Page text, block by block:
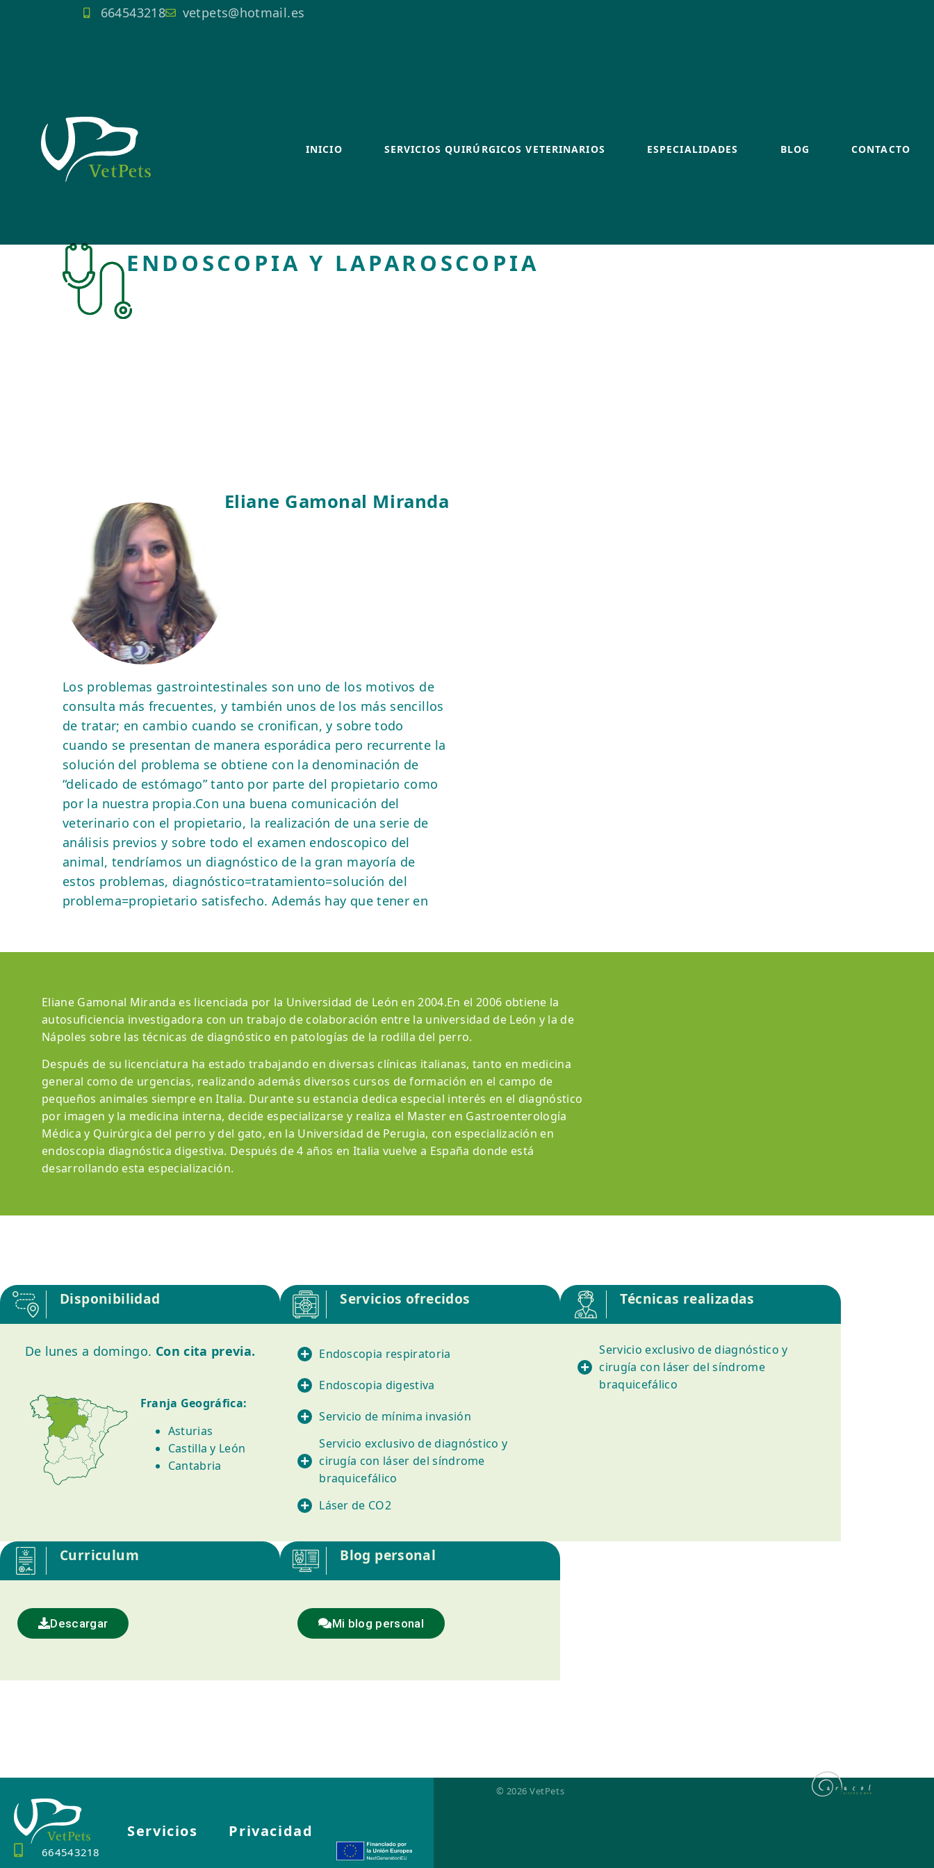
664543218 vetpets@hotmail.es
INICIO SERVICIOS QUIRÚRGICOS VETERINARIOS ESPECIALIDADES BLOG CONTACTO
ENDOSCOPIA Y LAPAROSCOPIA
Eliane Gamonal Miranda
Los problemas gastrointestinales son uno de los motivos de
consulta más frecuentes, y también unos de los más sencillos
de tratar; en cambio cuando se cronifican, y sobre todo
cuando se presentan de manera esporádica pero recurrente la
solución del problema se obtiene con la denominación de
“delicado de estómago” tanto por parte del propietario como
por la nuestra propia.Con una buena comunicación del
veterinario con el propietario, la realización de una serie de
análisis previos y sobre todo el examen endoscopico del
animal, tendríamos un diagnóstico de la gran mayoría de
estos problemas, diagnóstico=tratamiento=solución del
problema=propietario satisfecho. Además hay que tener en
cuenta que la endoscopia es una técnica minimamente
invasiva, que da mucho juego, tanto para diagnóstico como
para la extracción de cuerpos extraños, con la recuperación
inmediata del paciente La especialidad de gastroenterología
está pensada para ayudar al colega veterinario; podéis hacer
desde una consulta sobre vuestros casos, hasta pedirnos la
realización de pruebas endoscópicas, todo destinado a que
podáis dar un mejor servicio a vuestros clientes.Con una
buena comunicación, ellos se pondrán en vuestras manos, y
recordad siempre que hay que proponer todas las opciones,
son ellos quien deciden, pero somos nosotros quien debemos
Eliane Gamonal Miranda es licenciada por la Universidad de León en 2004.En el 2006 obtiene la
autosuficiencia investigadora con un trabajo de colaboración entre la universidad de León y la de
Nápoles sobre las técnicas de diagnóstico en patologías de la rodilla del perro.
Después de su licenciatura ha estado trabajando en diversas clínicas italianas, tanto en medicina
general como de urgencias, realizando además diversos cursos de formación en el campo de
pequeños animales siempre en Italia. Durante su estancia dedica especial interés en el diagnóstico
por imagen y la medicina interna, decide especializarse y realiza el Master en Gastroenterología
Médica y Quirúrgica del perro y del gato, en la Universidad de Perugia, con especialización en
endoscopia diagnóstica digestiva. Después de 4 años en Italia vuelve a España donde está
desarrollando esta especialización.
Disponibilidad
De lunes a domingo. Con cita previa.
Franja Geográfica:
Asturias
Castilla y León
Cantabria
Servicios ofrecidos
Endoscopia respiratoria
Endoscopia digestiva
Servicio de mínima invasión
Servicio exclusivo de diagnóstico y
cirugía con láser del síndrome
braquicefálico
Láser de CO2
Técnicas realizadas
Servicio exclusivo de diagnóstico y
cirugía con láser del síndrome
braquicefálico
Curriculum
Descargar
Blog personal
Mi blog personal
664543218
Servicios Privacidad
© 2026 VetPets